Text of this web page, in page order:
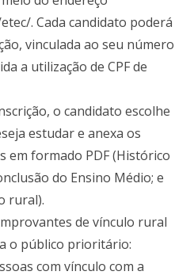
. Cada candidato poderá
vinculada ao seu número
a utilização de CPF de
o candidato escolhe
estudar e anexa os
em formado PDF (Histórico
do Ensino Médio; e
rural).
de vínculo rural
o público prioritário:
com vínculo com a